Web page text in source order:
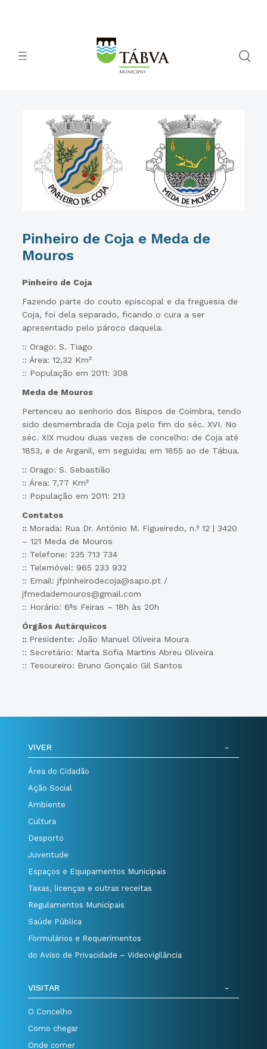
Pinheiro de Coja e Meda de
Mouros
Pinheiro de Coja
Fazendo parte do couto episcopal e da freguesia de
Coja, foi dela separado, ficando o cura a ser
apresentado pelo pároco daquela.
:: Orago: S. Tiago
:: Área: 12,32 Km²
:: População em 2011: 308
Meda de Mouros
Pertenceu ao senhorio dos Bispos de Coimbra, tendo
sido desmembrada de Coja pelo fim do séc. XVI. No
séc. XIX mudou duas vezes de concelho: de Coja até
1853, e de Arganil, em seguida; em 1855 ao de Tábua.
:: Orago: S. Sebastião
:: Área: 7,77 Km²
:: População em 2011: 213
Contatos
:: Morada: Rua Dr. António M. Figueiredo, n.º 12 | 3420
– 121 Meda de Mouros
:: Telefone: 235 713 734
:: Telemóvel: 965 233 932
:: Email: jfpinheirodecoja@sapo.pt /
jfmedademouros@gmail.com
:: Horário: 6ªs Feiras – 18h às 20h
Órgãos Autárquicos
:: Presidente: João Manuel Oliveira Moura
:: Secretário: Marta Sofia Martins Abreu Oliveira
:: Tesoureiro: Bruno Gonçalo Gil Santos
VIVER
Área do Cidadão
Ação Social
Ambiente
Cultura
Desporto
Juventude
Espaços e Equipamentos Municipais
Taxas, licenças e outras receitas
Regulamentos Municipais
Saúde Pública
Formulários e Requerimentos
do Aviso de Privacidade – Videovigilância
VISITAR
O Concelho
Como chegar
Onde comer